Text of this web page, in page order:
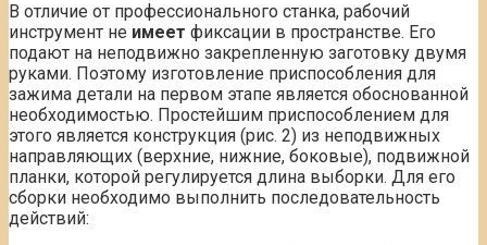
В отличие от профессионального станка, рабочий
инструмент не имеет фиксации в пространстве. Его
подают на неподвижно закрепленную заготовку двумя
руками. Поэтому изготовление приспособления для
зажима детали на первом этапе является обоснованной
необходимостью. Простейшим приспособлением для
этого является конструкция (рис. 2) из неподвижных
направляющих (верхние, нижние, боковые), подвижной
планки, которой регулируется длина выборки. Для его
сборки необходимо выполнить последовательность
действий: